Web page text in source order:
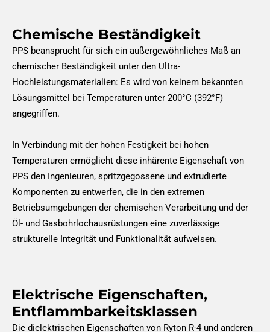
Chemische Beständigkeit
PPS beansprucht für sich ein außergewöhnliches Maß an
chemischer Beständigkeit unter den Ultra-
Hochleistungsmaterialien: Es wird von keinem bekannten
Lösungsmittel bei Temperaturen unter 200°C (392°F)
angegriffen.
In Verbindung mit der hohen Festigkeit bei hohen
Temperaturen ermöglicht diese inhärente Eigenschaft von
PPS den Ingenieuren, spritzgegossene und extrudierte
Komponenten zu entwerfen, die in den extremen
Betriebsumgebungen der chemischen Verarbeitung und der
Öl- und Gasbohrlochausrüstungen eine zuverlässige
strukturelle Integrität und Funktionalität aufweisen.
Elektrische Eigenschaften,
Entflammbarkeitsklassen
Die dielektrischen Eigenschaften von Ryton R-4 und anderen